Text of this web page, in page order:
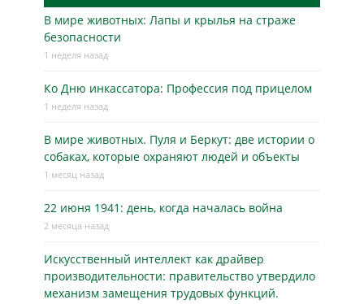
В мире животных: Лапы и крылья на страже
безопасности
1 неделя назад
Ко Дню инкассатора: Профессия под прицелом
1 неделя назад
В мире животных. Пуля и Беркут: две истории о
собаках, которые охраняют людей и объекты
1 месяц назад
22 июня 1941: день, когда началась война
2 месяца назад
Искусственный интеллект как драйвер
производительности: правительство утвердило
механизм замещения трудовых функций.